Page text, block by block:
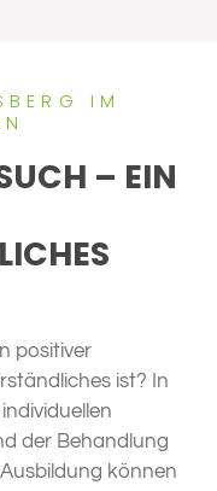
IM
– EIN
positiver
ist? In
der Behandlung
können